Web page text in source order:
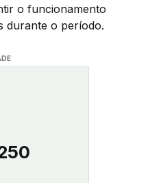
o funcionamento
durante o período.